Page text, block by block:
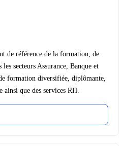
de référence de la formation, de
secteurs Assurance, Banque et
formation diversifiée, diplômante,
que des services RH.